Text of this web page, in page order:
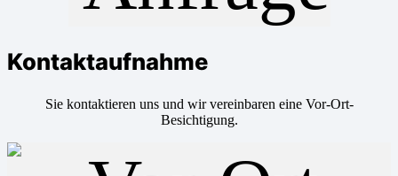
Kontaktaufnahme
Sie kontaktieren uns und wir vereinbaren eine Vor-Ort-
Besichtigung.